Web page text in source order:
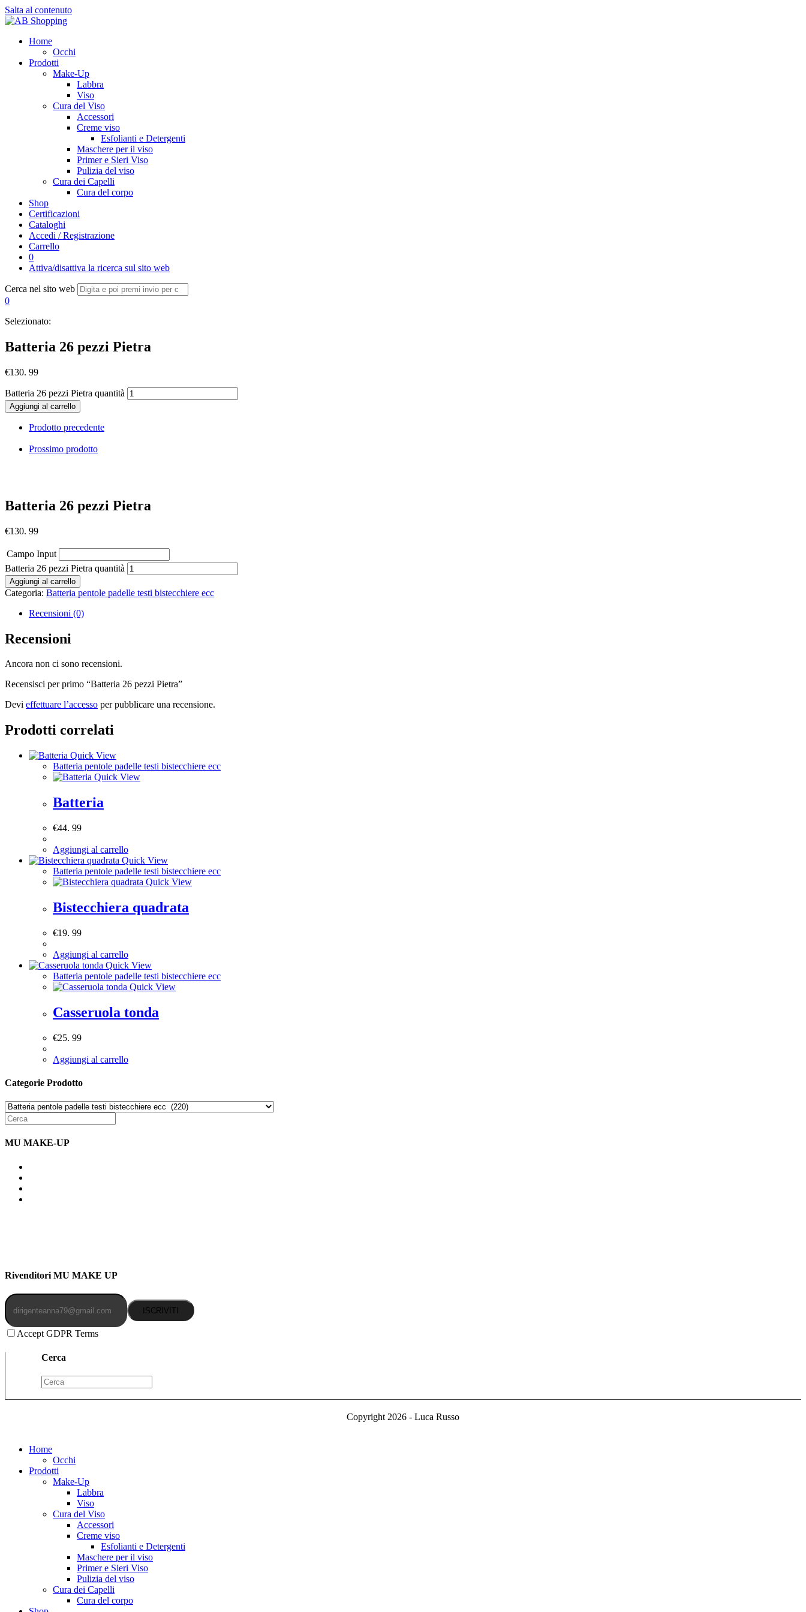
Salta al contenuto
Home
Occhi
Prodotti
Make-Up
Labbra
Viso
Cura del Viso
Accessori
Creme viso
Esfolianti e Detergenti
Maschere per il viso
Primer e Sieri Viso
Pulizia del viso
Cura dei Capelli
Cura del corpo
Shop
Certificazioni
Cataloghi
Accedi / Registrazione
Carrello
0
Attiva/disattiva la ricerca sul sito web
Cerca nel sito web
0
Selezionato:
Batteria 26 pezzi Pietra
€130. 99
Batteria 26 pezzi Pietra quantità
Aggiungi al carrello
Prodotto precedente
Prossimo prodotto
Batteria 26 pezzi Pietra
€130. 99
Campo Input
Batteria 26 pezzi Pietra quantità
Aggiungi al carrello
Categoria: Batteria pentole padelle testi bistecchiere ecc
Recensioni (0)
Recensioni
Ancora non ci sono recensioni.
Recensisci per primo “Batteria 26 pezzi Pietra”
Devi effettuare l’accesso per pubblicare una recensione.
Prodotti correlati
Quick View
Batteria pentole padelle testi bistecchiere ecc
Quick View
Batteria
€44. 99
Aggiungi al carrello
Quick View
Batteria pentole padelle testi bistecchiere ecc
Quick View
Bistecchiera quadrata
€19. 99
Aggiungi al carrello
Quick View
Batteria pentole padelle testi bistecchiere ecc
Quick View
Casseruola tonda
€25. 99
Aggiungi al carrello
Categorie Prodotto
MU MAKE-UP
Rivenditori MU MAKE UP
ISCRIVITI
Accept GDPR Terms
Cerca
Copyright 2026 - Luca Russo
Home
Occhi
Prodotti
Make-Up
Labbra
Viso
Cura del Viso
Accessori
Creme viso
Esfolianti e Detergenti
Maschere per il viso
Primer e Sieri Viso
Pulizia del viso
Cura dei Capelli
Cura del corpo